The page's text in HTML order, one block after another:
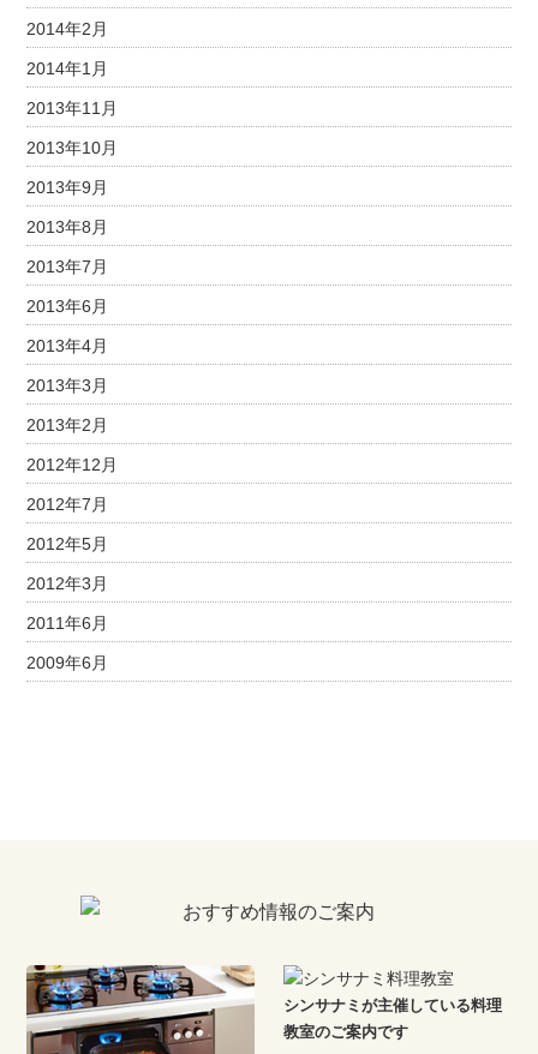
2014年2月
2014年1月
2013年11月
2013年10月
2013年9月
2013年8月
2013年7月
2013年6月
2013年4月
2013年3月
2013年2月
2012年12月
2012年7月
2012年5月
2012年3月
2011年6月
2009年6月
シンサナミが主催している料理
教室のご案内です